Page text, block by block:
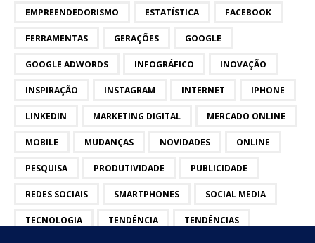
EMPREENDEDORISMO ESTATÍSTICA FACEBOOK
FERRAMENTAS GERAÇÕES GOOGLE
GOOGLE ADWORDS INFOGRÁFICO INOVAÇÃO
INSPIRAÇÃO INSTAGRAM INTERNET IPHONE
LINKEDIN MARKETING DIGITAL MERCADO ONLINE
MOBILE MUDANÇAS NOVIDADES ONLINE
PESQUISA PRODUTIVIDADE PUBLICIDADE
REDES SOCIAIS SMARTPHONES SOCIAL MEDIA
TECNOLOGIA TENDÊNCIA TENDÊNCIAS